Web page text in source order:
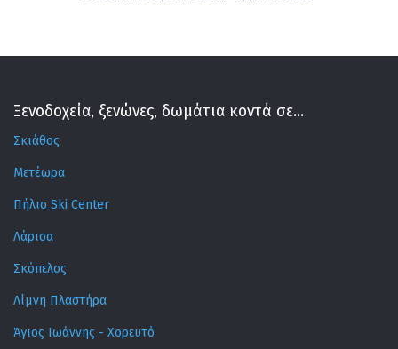
Ξενοδοχεία, ξενώνες, δωμάτια κοντά σε...
Σκιάθος
Μετέωρα
Πήλιο Ski Center
Λάρισα
Σκόπελος
Λίμνη Πλαστήρα
Άγιος Ιωάννης - Χορευτό